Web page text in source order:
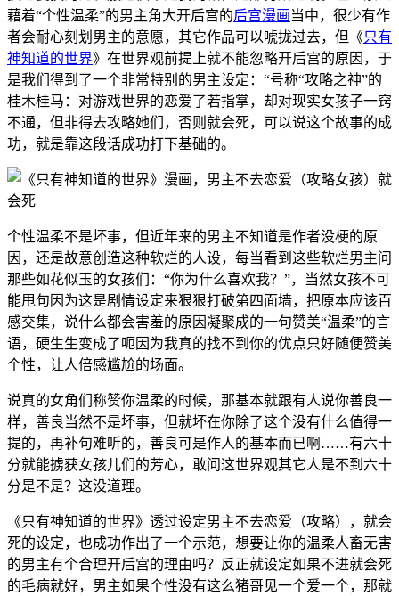
藉着“个性温柔”的男主角大开后宫的后宫漫画当中，很少有作
者会耐心刻划男主的意愿，其它作品可以唬拢过去，但《只有
神知道的世界》在世界观前提上就不能忽略开后宫的原因，于
是我们得到了一个非常特别的男主设定：“号称“攻略之神”的
桂木桂马：对游戏世界的恋爱了若指掌，却对现实女孩子一窍
不通，但非得去攻略她们，否则就会死，可以说这个故事的成
功，就是靠这段话成功打下基础的。
个性温柔不是坏事，但近年来的男主不知道是作者没梗的原
因，还是故意创造这种软烂的人设，每当看到这些软烂男主问
那些如花似玉的女孩们：“你为什么喜欢我？”，当然女孩不可
能甩句因为这是剧情设定来狠狠打破第四面墙，把原本应该百
感交集，说什么都会害羞的原因凝聚成的一句赞美“温柔”的言
语，硬生生变成了呃因为我真的找不到你的优点只好随便赞美
个性，让人倍感尴尬的场面。
说真的女角们称赞你温柔的时候，那基本就跟有人说你善良一
样，善良当然不是坏事，但就坏在你除了这个没有什么值得一
提的，再补句难听的，善良可是作人的基本而已啊……有六十
分就能掳获女孩儿们的芳心，敢问这世界观其它人是不到六十
分是不是？这没道理。
《只有神知道的世界》透过设定男主不去恋爱（攻略），就会
死的设定，也成功作出了一个示范，想要让你的温柔人畜无害
的男主有个合理开后宫的理由吗？反正就设定如果不进就会死
的毛病就好，男主如果个性没有这么猪哥见一个爱一个，那就